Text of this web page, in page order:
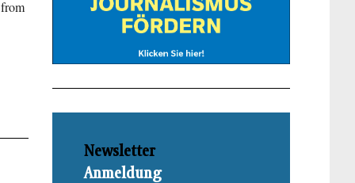
Newsletter
Anmeldung